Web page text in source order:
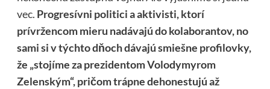
vec. Progresívni politici a aktivisti, ktorí
prívržencom mieru nadávajú do kolaborantov, no
sami si v týchto dňoch dávajú smiešne profilovky,
že „stojíme za prezidentom Volodymyrom
Zelenským“, pričom trápne dehonestujú až